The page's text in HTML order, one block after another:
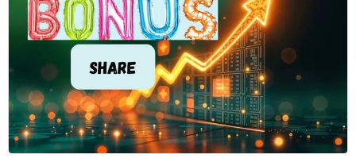
ट्रेंडिंग
बिजनेस
म्यूचुअल
फंड